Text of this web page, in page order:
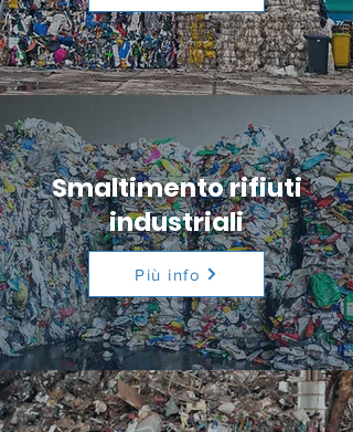
Smaltimento rifiuti
industriali
Più info